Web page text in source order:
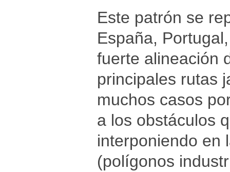
Este patrón se
España,
fuerte alineación
principales rutas
muchos casos
a los obstáculos
interponiendo en
(polígonos